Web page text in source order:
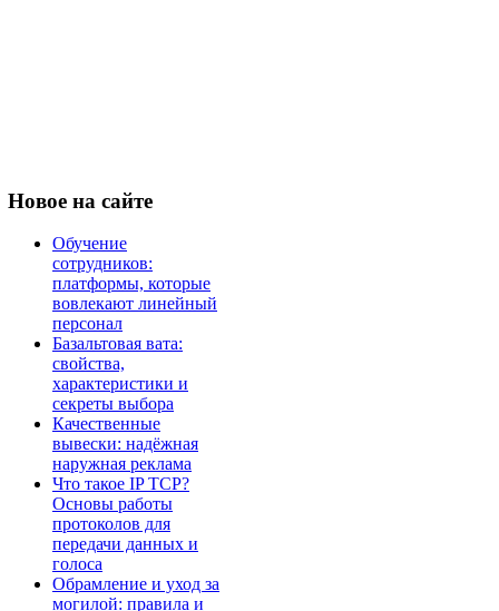
Новое на сайте
Обучение
сотрудников:
платформы, которые
вовлекают линейный
персонал
Базальтовая вата:
свойства,
характеристики и
секреты выбора
Качественные
вывески: надёжная
наружная реклама
Что такое IP TCP?
Основы работы
протоколов для
передачи данных и
голоса
Обрамление и уход за
могилой: правила и